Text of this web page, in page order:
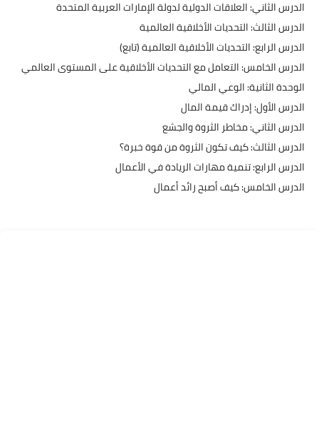
​الدرس الثاني: العلاقات الدولية لدولة الإمارات العربية المتحدة
​الدرس الثالث: التحديات الأخلاقية العالمية
​الدرس الرابع: التحديات الأخلاقية العالمية (تابع)
​الدرس الخامس: التعامل مع التحديات الأخلاقية على المستوى العالمي
​الوحدة الثانية: الوعي المالي
​الدرس الأول: إدراك قيمة المال
​الدرس الثاني: مخاطر الثروة والجشع
​الدرس الثالث: كيف تكون الثروة من قوة خبرة؟
​الدرس الرابع: تنمية مهارات الريادة في الأعمال
​الدرس الخامس: كيف أصبح رائد أعمال